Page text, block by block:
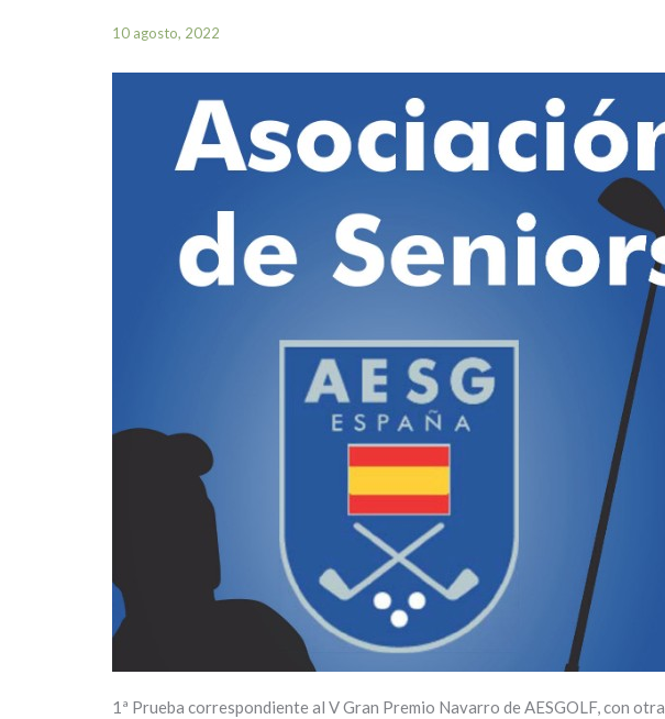
10 agosto, 2022
1ª Prueba correspondiente al V Gran Premio Navarro de AESGOLF, con